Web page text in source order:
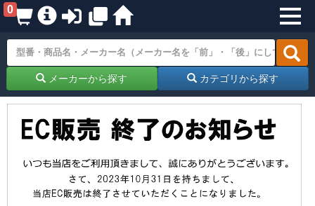
0
メーカーから探す カテゴリから探す